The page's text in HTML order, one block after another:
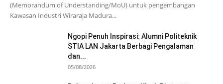
(Memorandum of Understanding/MoU) untuk pengembangan
Kawasan Industri Wiraraja Madura...
Ngopi Penuh Inspirasi: Alumni Politeknik
STIA LAN Jakarta Berbagi Pengalaman
dan...
05/08/2026